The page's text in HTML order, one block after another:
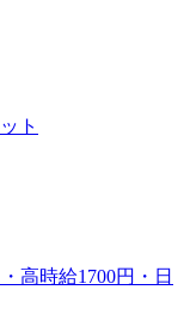
ト
高時給1700円・日